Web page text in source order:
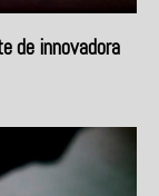
de innovadora